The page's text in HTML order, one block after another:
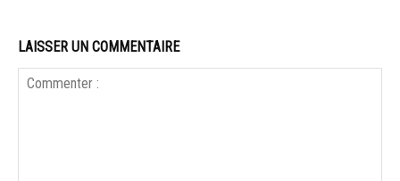
LAISSER UN COMMENTAIRE